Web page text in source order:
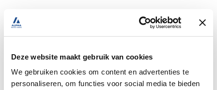
Deze website maakt gebruik van cookies
We gebruiken cookies om content en advertenties te
personaliseren, om functies voor social media te bieden
Functies
Coördinator Verhuur en Afleveringen
Sollicitatieformulier
Je naam *